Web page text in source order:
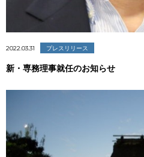
2022.03.31 プレスリリース
新・専務理事就任のお知らせ